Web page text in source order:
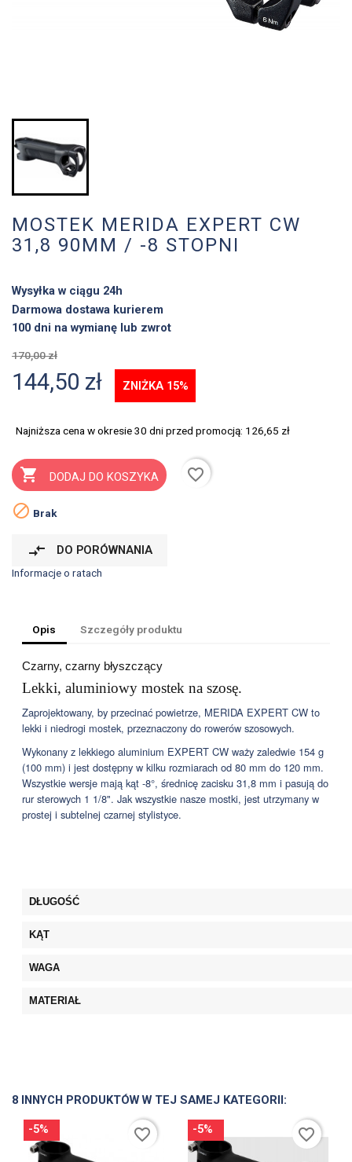
MOSTEK MERIDA EXPERT CW
31,8 90MM / -8 STOPNI
Wysyłka w ciągu 24h
Darmowa dostawa kurierem
100 dni na wymianę lub zwrot
170,00 zł
144,50 zł ZNIŻKA 15%
Najniższa cena w okresie 30 dni przed promocją: 126,65 zł
 DODAJ DO KOSZYKA
favorite_border
 Brak
compare_arrows DO PORÓWNANIA
Informacje o ratach
Opis Szczegóły produktu
Czarny, czarny błyszczący
Lekki, aluminiowy mostek na szosę.
Zaprojektowany, by przecinać powietrze, MERIDA EXPERT CW to
lekki i niedrogi mostek, przeznaczony do rowerów szosowych.
Wykonany z lekkiego aluminium EXPERT CW waży zaledwie 154 g
(100 mm) i jest dostępny w kilku rozmiarach od 80 mm do 120 mm.
Wszystkie wersje mają kąt -8°, średnicę zacisku 31,8 mm i pasują do
rur sterowych 1 1/8". Jak wszystkie nasze mostki, jest utrzymany w
prostej i subtelnej czarnej stylistyce.
DŁUGOŚĆ
KĄT
WAGA
MATERIAŁ
8 INNYCH PRODUKTÓW W TEJ SAMEJ KATEGORII:
-5% favorite_border -5% favorite_border